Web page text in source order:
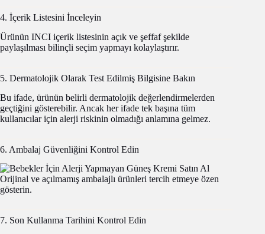
4. İçerik Listesini İnceleyin
Ürünün INCI içerik listesinin açık ve şeffaf şekilde
paylaşılması bilinçli seçim yapmayı kolaylaştırır.
5. Dermatolojik Olarak Test Edilmiş Bilgisine Bakın
Bu ifade, ürünün belirli dermatolojik değerlendirmelerden
geçtiğini gösterebilir. Ancak her ifade tek başına tüm
kullanıcılar için alerji riskinin olmadığı anlamına gelmez.
6. Ambalaj Güvenliğini Kontrol Edin
Orijinal ve açılmamış ambalajlı ürünleri tercih etmeye özen
gösterin.
7. Son Kullanma Tarihini Kontrol Edin